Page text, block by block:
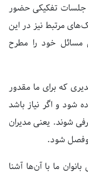
جلسات تفکیکی حضور
مرتبط نیز در این
مسائل خود را مطرح
که برای ما مقدور
شود و اگر نیاز باشد
شوند. یعنی مدیران
شود.
ما با آن‌ها آشنا